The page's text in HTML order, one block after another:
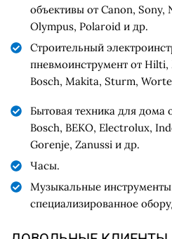
объективы от Canon, Sony,
Olympus, Polaroid и др.
Строительный
пневмоинструмент от
Bosch, Makita, Sturm,
Бытовая техника для дома
Bosch, BEKO, Electrolux,
Gorenje, Zanussi и др.
Часы.
Музыкальные
специализированное